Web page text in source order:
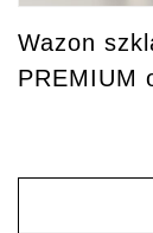
Wazon
PREMIUM